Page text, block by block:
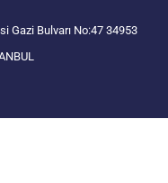
Gazi Bulvarı No:47 34953